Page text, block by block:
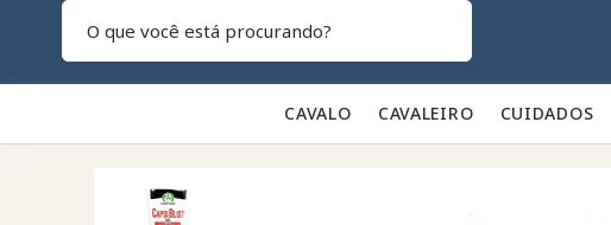
CAVALO 🐎 CAVALEIRO 👕 CUIDADOS 🪮